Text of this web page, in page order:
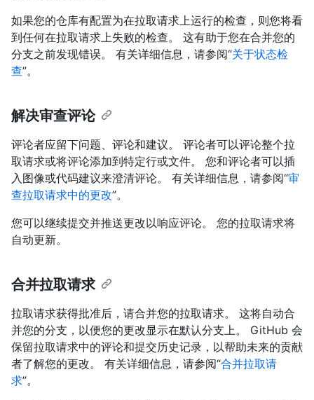
如果您的仓库有配置为在拉取请求上运行的检查，则您将看
到任何在拉取请求上失败的检查。 这有助于您在合并您的
分支之前发现错误。 有关详细信息，请参阅“关于状态检
查”。
解决审查评论
评论者应留下问题、评论和建议。 评论者可以评论整个拉
取请求或将评论添加到特定行或文件。 您和评论者可以插
入图像或代码建议来澄清评论。 有关详细信息，请参阅“审
查拉取请求中的更改”。
您可以继续提交并推送更改以响应评论。 您的拉取请求将
自动更新。
合并拉取请求
拉取请求获得批准后，请合并您的拉取请求。 这将自动合
并您的分支，以便您的更改显示在默认分支上。 GitHub 会
保留拉取请求中的评论和提交历史记录，以帮助未来的贡献
者了解您的更改。 有关详细信息，请参阅“合并拉取请
求”。